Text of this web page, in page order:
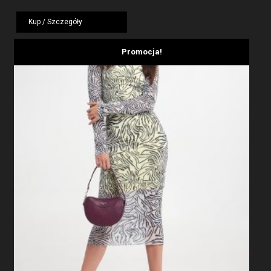
wynosiła:
Kup / Szczegóły
Promocja!